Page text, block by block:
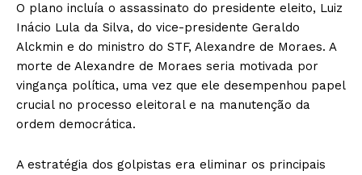
O plano incluía o assassinato do presidente eleito, Luiz
Inácio Lula da Silva, do vice-presidente Geraldo
Alckmin e do ministro do STF, Alexandre de Moraes. A
morte de Alexandre de Moraes seria motivada por
vingança política, uma vez que ele desempenhou papel
crucial no processo eleitoral e na manutenção da
ordem democrática.
A estratégia dos golpistas era eliminar os principais